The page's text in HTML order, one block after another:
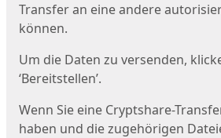
Transfer an eine andere
können.
Um die Daten zu versenden,
‘Bereitstellen’.
Wenn Sie eine Cryptshare-
haben und die zugehörigen